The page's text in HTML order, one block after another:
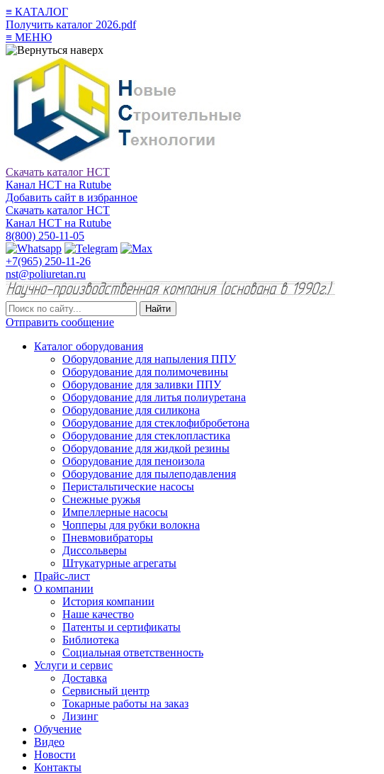
≡ КАТАЛОГ
Получить каталог 2026.pdf
≡ МЕНЮ
Скачать каталог НСТ
Канал НСТ на Rutube
Добавить сайт в избранное
Скачать каталог НСТ
Канал НСТ на Rutube
8(800) 250-11-05
+7(965) 250-11-26
nst@poliuretan.ru
Найти
Отправить сообщение
Каталог оборудования
Оборудование для напыления ППУ
Оборудование для полимочевины
Оборудование для заливки ППУ
Оборудование для литья полиуретана
Оборудование для силикона
Оборудование для стеклофибробетона
Оборудование для стеклопластика
Оборудование для жидкой резины
Оборудование для пеноизола
Оборудование для пылеподавления
Перистальтические насосы
Снежные ружья
Импеллерные насосы
Чопперы для рубки волокна
Пневмовибраторы
Диссольверы
Штукатурные агрегаты
Прайс-лист
О компании
История компании
Наше качество
Патенты и сертификаты
Библиотека
Социальная ответственность
Услуги и сервис
Доставка
Сервисный центр
Токарные работы на заказ
Лизинг
Обучение
Видео
Новости
Контакты